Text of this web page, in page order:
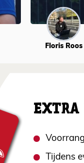
Floris Roos
EXTRA
Tijdens